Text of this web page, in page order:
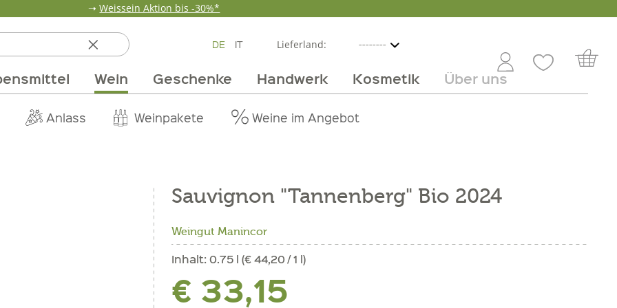
➝Weissein Aktion bis -30%*
DE IT Lieferland:
Wein Geschenke Handwerk Kosmetik Über uns
Erdbeerzeit Wandern
Getränke Vom Getreide Vorratskammer
Anlass Weinpakete Weine im Angebot
Verpackungen
& Öle Team Unsere Märkte Pur Exclusive Online
Sauvignon "Tannenberg" Bio 2024
Weingut Manincor
Inhalt:0.75 l (€ 44,20 / 1 l)
€ 33,15